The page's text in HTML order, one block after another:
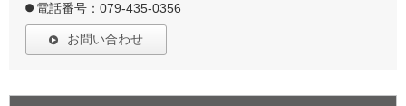
電話番号：079-435-0356
お問い合わせ